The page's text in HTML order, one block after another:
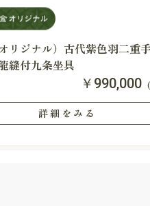
オリジナル）古代紫色羽二重
縫付九条坐具
￥990,000
詳細をみる